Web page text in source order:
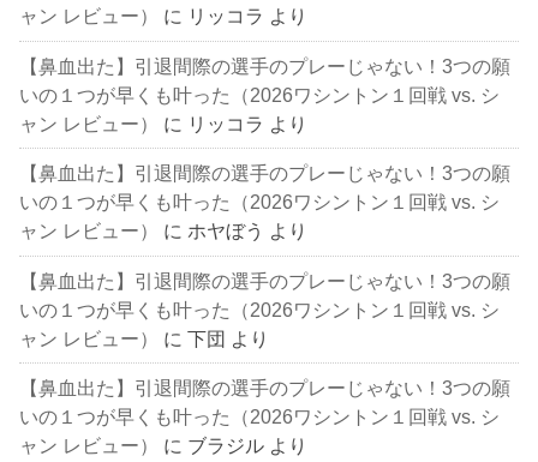
ャン レビュー）
に リッコラ より
【鼻血出た】引退間際の選手のプレーじゃない！3つの願
いの１つが早くも叶った（2026ワシントン１回戦 vs. シ
ャン レビュー）
に リッコラ より
【鼻血出た】引退間際の選手のプレーじゃない！3つの願
いの１つが早くも叶った（2026ワシントン１回戦 vs. シ
ャン レビュー）
に ホヤぼう より
【鼻血出た】引退間際の選手のプレーじゃない！3つの願
いの１つが早くも叶った（2026ワシントン１回戦 vs. シ
ャン レビュー）
に下団 より
【鼻血出た】引退間際の選手のプレーじゃない！3つの願
いの１つが早くも叶った（2026ワシントン１回戦 vs. シ
ャン レビュー）
に ブラジル より